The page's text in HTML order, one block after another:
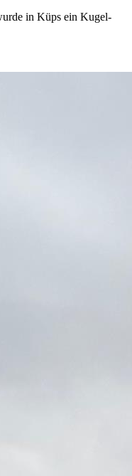
in Küps ein Kugel-